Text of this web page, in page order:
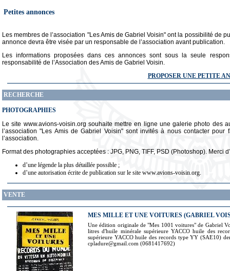
Petites annonces
Les membres de l’association "Les Amis de Gabriel Voisin" ont la possibilité de
annonce devra être visée par un responsable de l’association avant publication.
Les informations proposées dans ces annonces sont sous la seule
responsabilité de l’Association des Amis de Gabriel Voisin.
PROPOSER UNE PETITE
RECHERCHE
PHOTOGRAPHIES
Le site www.avions-voisin.org souhaite mettre en ligne une galerie photo des
l’association "Les Amis de Gabriel Voisin" sont invités à nous contacter
l’association.
Format des photographies acceptées : JPG, PNG, TIFF, PSD (Photoshop). Merci
d’une légende la plus détaillée possible ;
d’une autorisation écrite de publication sur le site www.avions-voisin.org.
VENTE
MES MILLE ET UNE VOITURES (GABRIEL
Une édition originale de "Mes 1001 voitures" de Gabriel
litres d'huile minérale supérieure YACCO huile des
supérieure YACCO huile des records type YY (SAE10)
cpladure@gmail.com (0681417692)